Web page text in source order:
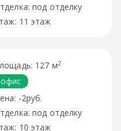
под отделку
11 этаж
127 м2
офис
-2руб.
под отделку
10 этаж